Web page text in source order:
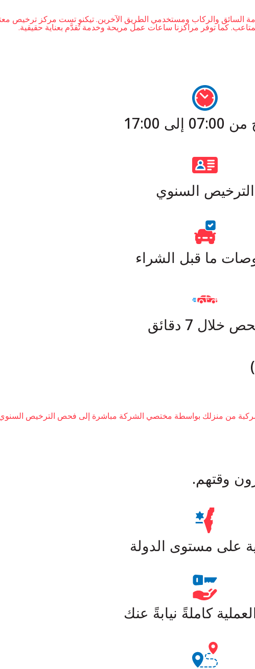
والركاب ومستخدمي الطريق الآخرين. تيكنو تست مركز ترخيص
كما توفر مراكزنا ساعات عمل مريحة وخدمة تُقدَّم بعناية حقيقية.
17:00
الترخيص السنوي
ما قبل الشراء
خلال 7 دقائق
من منزلك بواسطة مختصي الشركة مباشرة إلى فحص الترخيص
وقتهم.
على مستوى الدولة
كاملةً نيابةً عنك